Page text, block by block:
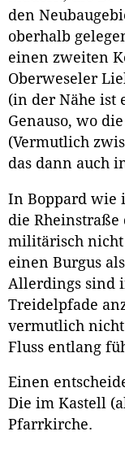
den
oberhalb
einen zweiten
Oberweseler
(in der Nähe ist
Genauso, wo
(Vermutlich
das dann auch
In Boppard wie
die Rheinstraße
militärisch nicht
einen Burgus
Allerdings sind
Treidelpfade
vermutlich
Fluss entlang
Einen
Die im Kastell
Pfarrkirche.